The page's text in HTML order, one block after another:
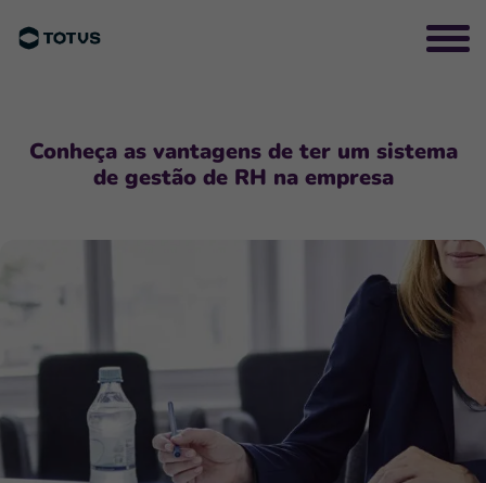
Conheça as vantagens de ter um sistema
de gestão de RH na empresa